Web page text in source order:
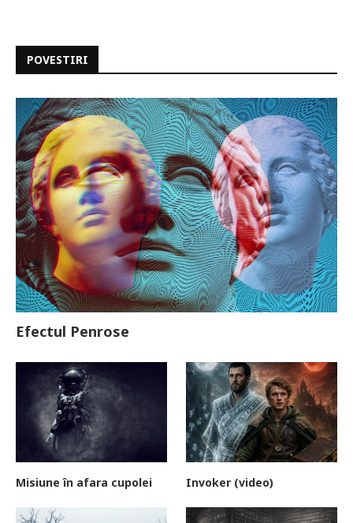
POVESTIRI
Efectul Penrose
Misiune în afara cupolei Invoker (video)